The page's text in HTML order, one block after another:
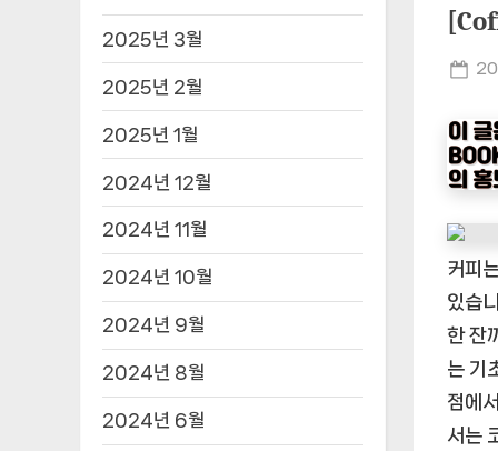
커피
있습
한 잔
는 기
점에
서는
2025년 3월
2025년 2월
2025년 1월
2024년 12월
2024년 11월
2024년 10월
2024년 9월
2024년 8월
2024년 6월